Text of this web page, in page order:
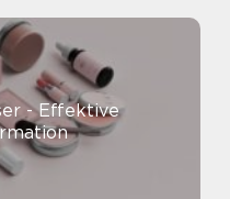
- Effektive